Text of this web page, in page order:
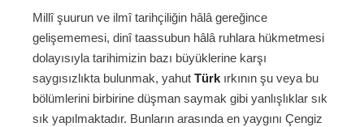
Millî şuurun ve ilmî tarihçiliğin hâlâ gereğince
gelişememesi, dinî taassubun hâlâ ruhlara hükmetmesi
dolayısıyla tarihimizin bazı büyüklerine karşı
saygısızlıkta bulunmak, yahut Türk ırkının şu veya bu
bölümlerini birbirine düşman saymak gibi yanlışlıklar sık
sık yapılmaktadır. Bunların arasında en yaygını Çengiz